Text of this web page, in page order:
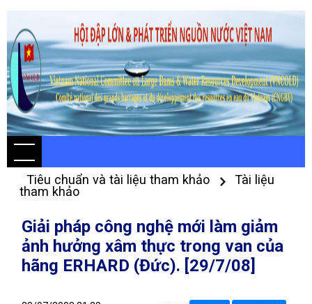
Tiêu chuẩn và tài liệu tham khảo
Tài liệu
tham khảo
Giải pháp công nghệ mới làm giảm
ảnh hưởng xâm thực trong van của
hãng ERHARD (Đức). [29/7/08]